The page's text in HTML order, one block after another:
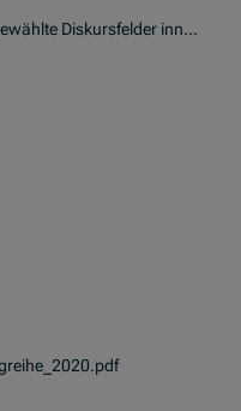
Diskursfelder innov